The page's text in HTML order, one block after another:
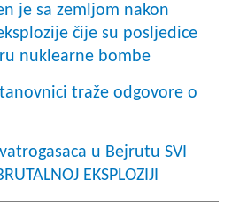
je sa zemljom nakon
čije su posljedice
nuklearne bombe
traže odgovore o
u Bejrutu SVI
EKSPLOZIJI